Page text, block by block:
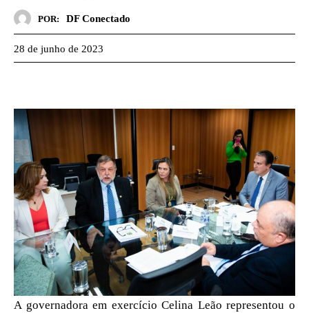
POR: DF Conectado
28 de junho de 2023
A governadora em exercício Celina Leão representou o